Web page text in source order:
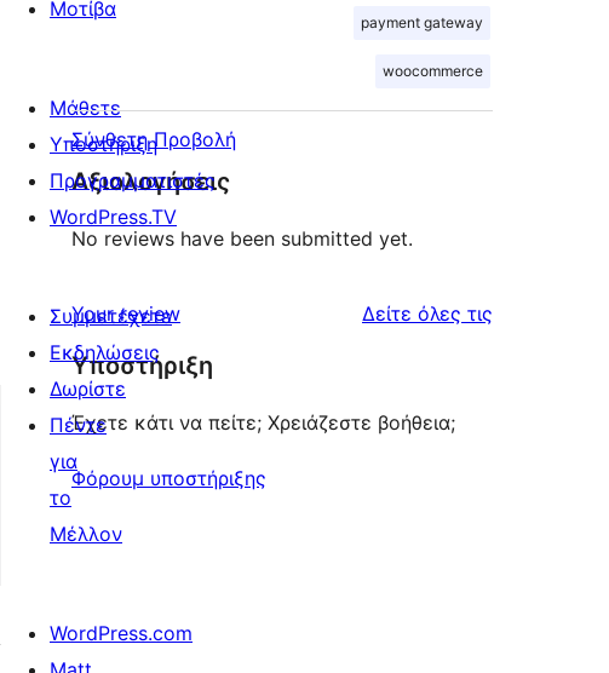
payment gateway
woocommerce
Σύνθετη Προβολή
Αξιολογήσεις
No reviews have been submitted yet.
Your review Δείτε όλες τις
Υποστήριξη
Έχετε κάτι να πείτε; Χρειάζεστε βοήθεια;
Φόρουμ υποστήριξης
Μοτίβα
Μάθετε
Υποστήριξη
Προγραμματιστές
WordPress.TV
Συμμετέχετε
Εκδηλώσεις
Δωρίστε
Πέντε
για
το
Μέλλον
WordPress.com